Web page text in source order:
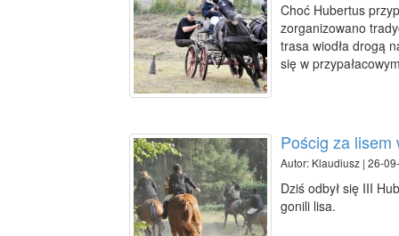
Choć Hubertus
zorganizowano
trasa wiodła drogą
się w
Pościg za lisem
Autor: Klaudiusz | 26-
Dziś odbył się III
gonili lisa.